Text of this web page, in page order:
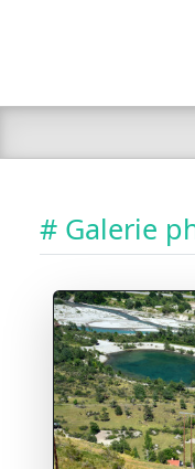
# Galerie